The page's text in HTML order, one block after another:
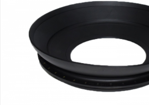
AUTOBETONIERE KARENA
AUTOBETONIERE INTERMIX
AUTOBETONIERE PUTZMEISTER